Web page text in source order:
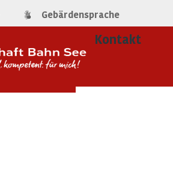
Gebärdensprache
Kontakt